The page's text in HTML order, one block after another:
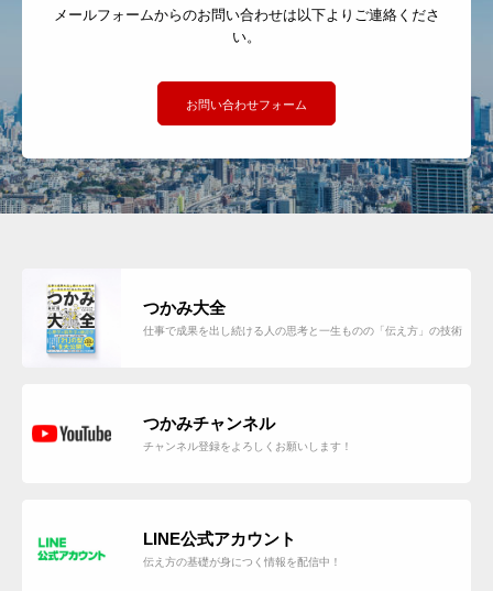
メールフォームからのお問い合わせは以下よりご連絡くださ
い。
お問い合わせフォーム
つかみ大全
仕事で成果を出し続ける人の思考と一生ものの「伝え方」の技術
つかみチャンネル
チャンネル登録をよろしくお願いします！
LINE公式アカウント
伝え方の基礎が身につく情報を配信中！